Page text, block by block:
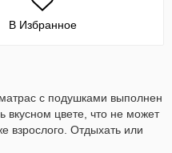
В Избранное
с подушками выполнен
цвете, что не может
взрослого. Отдыхать или